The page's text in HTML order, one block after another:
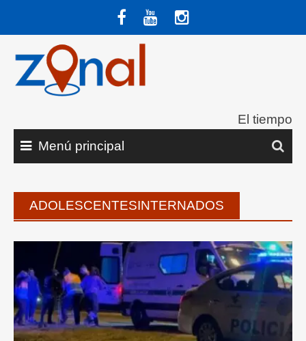
contenido
El tiempo
Menú principal
ADOLESCENTESINTERNADOS